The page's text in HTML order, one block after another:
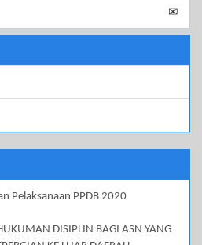
Pelaksanaan PPDB 2020
DISIPLIN BAGI ASN YANG